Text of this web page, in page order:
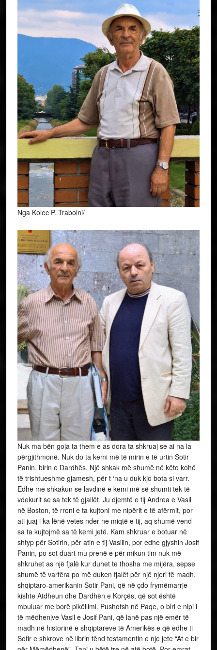
Nga Kolec P. Traboini/
Nuk ma bën goja ta them e as dora ta shkruaj se ai na la
përgjithmonë. Nuk do ta kemi më të mirin e të urtin Sotir
Panin, birin e Dardhës. Një shkak më shumë në këto kohë
të trishtueshme gjamesh, për t ‘na u duk kjo bota si varr.
Edhe me shkakun se lavdinë e kemi më së shumti tek të
vdekurit se sa tek të gjallët. Ju djemtë e tij Andrea e Vasil
në Boston, të rroni e ta kujtoni me nipërit e të afërmit, por
ati juaj i ka lënë vetes nder ne miqtë e tij, aq shumë vend
sa ta kujtojmë sa të kemi jetë. Kam shkruar e botuar në
shtyp për Sotirin, për atin e tij Vasilin, por edhe gjyshin Josif
Panin, po sot duart mu prenë e për mikun tim nuk më
shkruhet as një fjalë kur duhet te thosha me mijëra, sepse
shumë të varfëra po më duken fjalët për një njeri të madh,
shqiptaro-amerikanin Sotir Pani, që në çdo frymëmarrje
kishte Atdheun dhe Dardhën e Korçës, që sot është
mbuluar me borë pikëllimi. Pushofsh në Paqe, o biri e nipi i
të mëdhenjve Vasil e Josif Pani, që lanë pas një emër të
madh në historinë e shqiptareve të Amerikës e që edhe ti
Sotir e shkrove në librin tënd testamentin e nje jete “At e bir